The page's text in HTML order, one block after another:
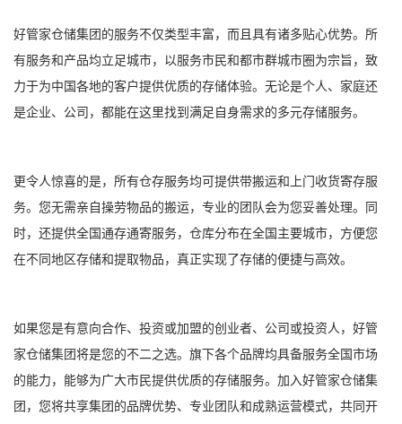
好管家仓储集团的服务不仅类型丰富，而且具有诸多贴心优势。所
有服务和产品均立足城市，以服务市民和都市群城市圈为宗旨，致
力于为中国各地的客户提供优质的存储体验。无论是个人、家庭还
是企业、公司，都能在这里找到满足自身需求的多元存储服务。
更令人惊喜的是，所有仓存服务均可提供带搬运和上门收货寄存服
务。您无需亲自操劳物品的搬运，专业的团队会为您妥善处理。同
时，还提供全国通存通寄服务，仓库分布在全国主要城市，方便您
在不同地区存储和提取物品，真正实现了存储的便捷与高效。
如果您是有意向合作、投资或加盟的创业者、公司或投资人，好管
家仓储集团将是您的不二之选。旗下各个品牌均具备服务全国市场
的能力，能够为广大市民提供优质的存储服务。加入好管家仓储集
团，您将共享集团的品牌优势、专业团队和成熟运营模式，共同开